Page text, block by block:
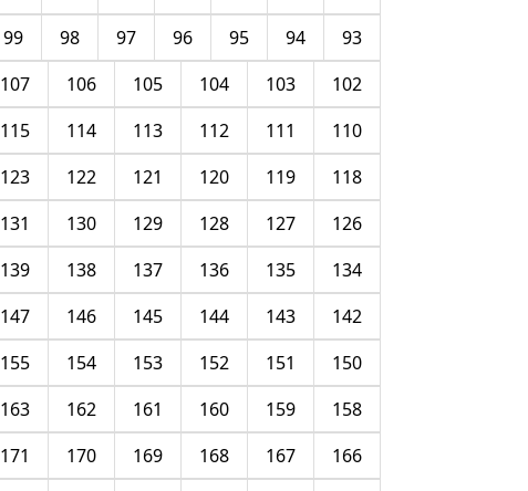
93
94
95
96
97
98
99
102
103
104
105
106
107
110
111
112
113
114
115
118
119
120
121
122
123
126
127
128
129
130
131
134
135
136
137
138
139
142
143
144
145
146
147
150
151
152
153
154
155
158
159
160
161
162
163
166
167
168
169
170
171